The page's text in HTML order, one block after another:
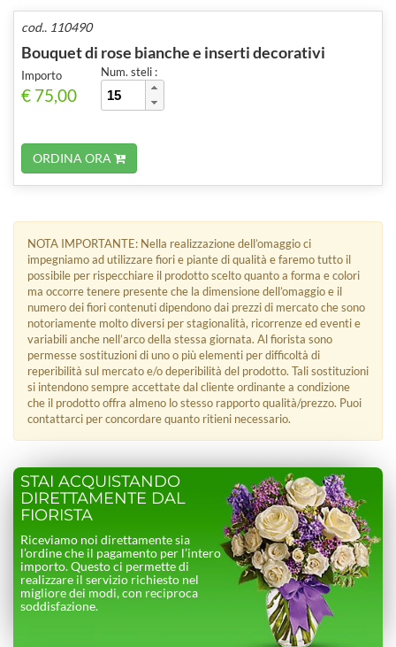
cod.. 110490
Bouquet di rose bianche e inserti decorativi
Importo
€ 75,00
Num. steli :
ORDINA ORA
NOTA IMPORTANTE: Nella realizzazione dell’omaggio ci
impegniamo ad utilizzare fiori e piante di qualità e faremo tutto il
possibile per rispecchiare il prodotto scelto quanto a forma e colori
ma occorre tenere presente che la dimensione dell’omaggio e il
numero dei fiori contenuti dipendono dai prezzi di mercato che sono
notoriamente molto diversi per stagionalità, ricorrenze ed eventi e
variabili anche nell’arco della stessa giornata. Al fiorista sono
permesse sostituzioni di uno o più elementi per difficoltà di
reperibilità sul mercato e/o deperibilità del prodotto. Tali sostituzioni
si intendono sempre accettate dal cliente ordinante a condizione
che il prodotto offra almeno lo stesso rapporto qualità/prezzo. Puoi
contattarci per concordare quanto ritieni necessario.
STAI ACQUISTANDO
DIRETTAMENTE DAL
FIORISTA
Riceviamo noi direttamente sia
l’ordine che il pagamento per l’intero
importo. Questo ci permette di
realizzare il servizio richiesto nel
migliore dei modi, con reciproca
soddisfazione.